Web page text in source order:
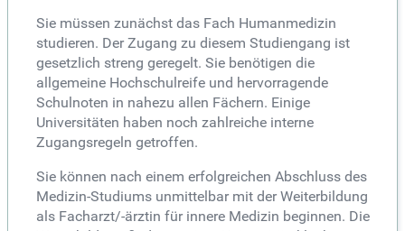
Sie müssen zunächst das Fach Humanmedizin
studieren. Der Zugang zu diesem Studiengang ist
gesetzlich streng geregelt. Sie benötigen die
allgemeine Hochschulreife und hervorragende
Schulnoten in nahezu allen Fächern. Einige
Universitäten haben noch zahlreiche interne
Zugangsregeln getroffen.
Sie können nach einem erfolgreichen Abschluss des
Medizin-Studiums unmittelbar mit der Weiterbildung
als Facharzt/-ärztin für innere Medizin beginnen. Die